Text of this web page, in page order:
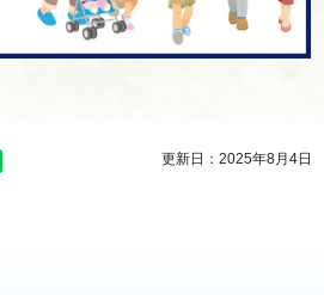
更新日：2025年8月4日